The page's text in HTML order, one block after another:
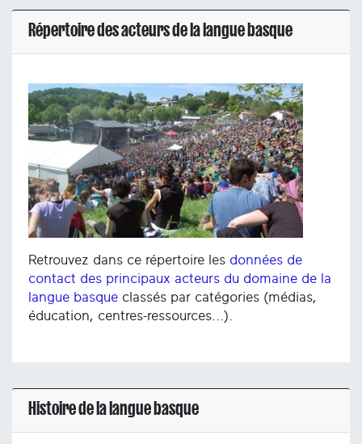
Répertoire des acteurs de la langue basque
Retrouvez dans ce répertoire les données de
contact des principaux acteurs du domaine de la
langue basque classés par catégories (médias,
éducation, centres-ressources...).
Histoire de la langue basque